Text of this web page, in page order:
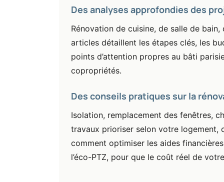
Des analyses approfondies des
Rénovation de cuisine, de salle de
articles détaillent les étapes clés, les
points d’attention propres au bâti
copropriétés.
Des conseils pratiques sur la
Isolation, remplacement des fenêtres,
travaux prioriser selon votre logement,
comment optimiser les aides
l’éco-PTZ, pour que le coût réel de